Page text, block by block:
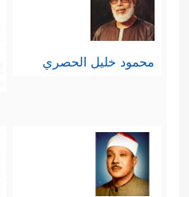
محمود خليل الحصري